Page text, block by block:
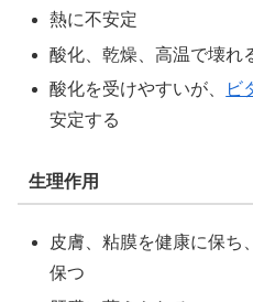
熱に不安定
酸化、乾燥、高温で壊れ
酸化を受けやすいが、
ビ
安定する
生理作用
皮膚、粘膜を健康に保ち
保つ